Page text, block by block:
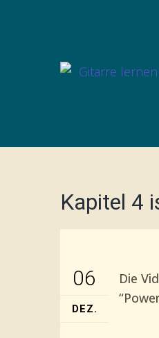
Kapitel 4
06
DEZ.
Die